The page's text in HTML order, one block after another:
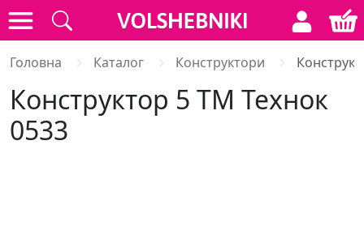
Головна Каталог Конструктори
Конструктор 5 ТМ Технок
0533